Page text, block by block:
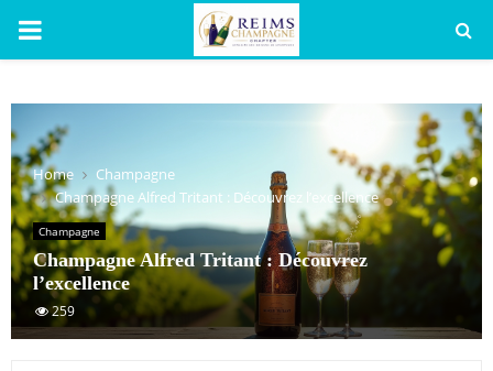
PRIMARY
Home
Champagne
Champagne Alfred Tritant : Découvrez l’excellence
Champagne
Champagne Alfred Tritant : Découvrez
l’excellence
259